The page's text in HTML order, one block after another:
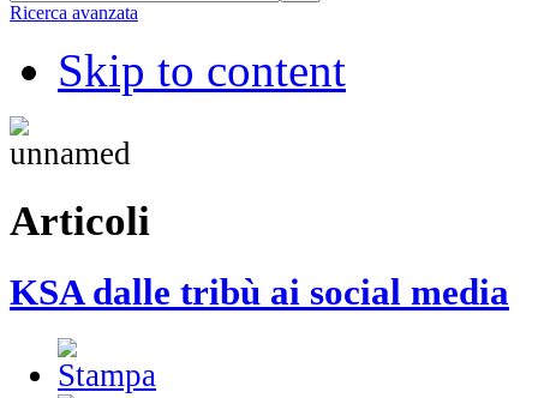
Ricerca avanzata
Skip to content
Articoli
KSA dalle tribù ai social media